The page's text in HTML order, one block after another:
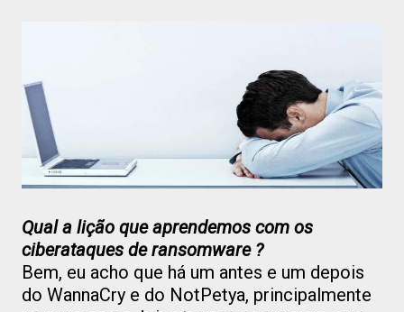
Qual a lição que aprendemos com os
ciberataques de ransomware ?
Bem, eu acho que há um antes e um depois
do WannaCry e do NotPetya, principalmente